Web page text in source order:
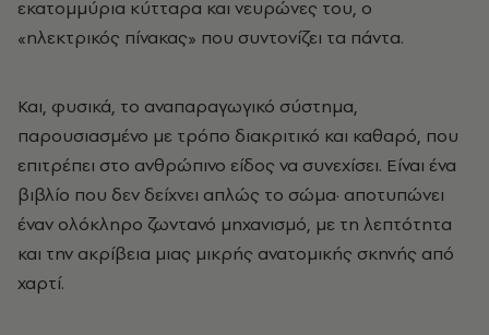
εκατομμύρια κύτταρα και νευρώνες του, ο
«ηλεκτρικός πίνακας» που συντονίζει τα πάντα.
Και, φυσικά, το αναπαραγωγικό σύστημα,
παρουσιασμένο με τρόπο διακριτικό και καθαρό, που
επιτρέπει στο ανθρώπινο είδος να συνεχίσει. Είναι ένα
βιβλίο που δεν δείχνει απλώς το σώμα· αποτυπώνει
έναν ολόκληρο ζωντανό μηχανισμό, με τη λεπτότητα
και την ακρίβεια μιας μικρής ανατομικής σκηνής από
χαρτί.